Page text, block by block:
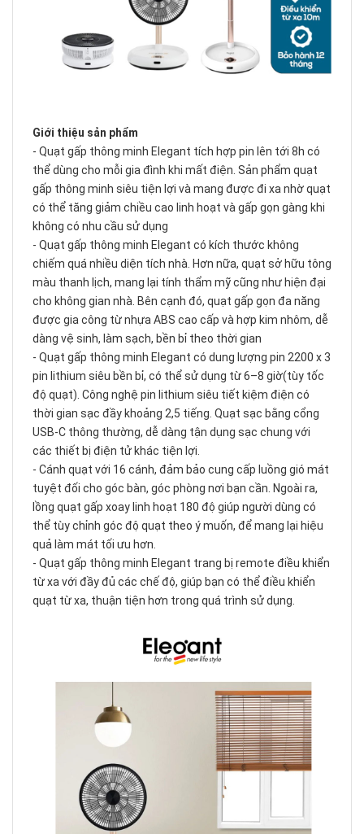
Giới thiệu sản phẩm
- Quạt gấp thông minh Elegant tích hợp pin lên tới 8h có
thể dùng cho mỗi gia đình khi mất điện. Sản phẩm quạt
gấp thông minh siêu tiện lợi và mang được đi xa nhờ quạt
có thể tăng giảm chiều cao linh hoạt và gấp gọn gàng khi
không có nhu cầu sử dụng
- Quạt gấp thông minh Elegant có kích thước không
chiếm quá nhiều diện tích nhà. Hơn nữa, quạt sở hữu tông
màu thanh lịch, mang lại tính thẩm mỹ cũng như hiện đại
cho không gian nhà. Bên cạnh đó, quạt gấp gọn đa năng
được gia công từ nhựa ABS cao cấp và hợp kim nhôm, dễ
dàng vệ sinh, làm sạch, bền bỉ theo thời gian
- Quạt gấp thông minh Elegant có dung lượng pin 2200 x 3
pin lithium siêu bền bỉ, có thể sử dụng từ 6–8 giờ(tùy tốc
độ quạt). Công nghệ pin lithium siêu tiết kiệm điện có
thời gian sạc đầy khoảng 2,5 tiếng. Quạt sạc bằng cổng
USB-C thông thường, dễ dàng tận dụng sạc chung với
các thiết bị điện tử khác tiện lợi.
- Cánh quạt với 16 cánh, đảm bảo cung cấp luồng gió mát
tuyệt đối cho góc bàn, góc phòng nơi bạn cần. Ngoài ra,
lồng quạt gấp xoay linh hoạt 180 độ giúp người dùng có
thể tùy chỉnh góc độ quạt theo ý muốn, để mang lại hiệu
quả làm mát tối ưu hơn.
- Quạt gấp thông minh Elegant trang bị remote điều khiển
từ xa với đầy đủ các chế độ, giúp bạn có thể điều khiển
quạt từ xa, thuận tiện hơn trong quá trình sử dụng.